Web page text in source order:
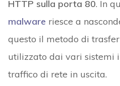
HTTP sulla porta 80. In
malware riesce a
questo il metodo di
utilizzato dai vari sistemi
traffico di rete in uscita.